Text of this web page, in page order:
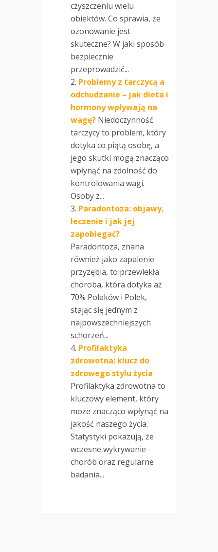
czyszczeniu wielu
obiektów. Co sprawia, że
ozonowanie jest
skuteczne? W jaki sposób
bezpiecznie
przeprowadzić...
Problemy z tarczycą a
odchudzanie – jak dieta i
hormony wpływają na
wagę? Niedoczynność
tarczycy to problem, który
dotyka co piątą osobę, a
jego skutki mogą znacząco
wpłynąć na zdolność do
kontrolowania wagi.
Osoby z...
Paradontoza: objawy,
leczenie i jak jej
zapobiegać?
Paradontoza, znana
również jako zapalenie
przyzębia, to przewlekła
choroba, która dotyka aż
70% Polaków i Polek,
stając się jednym z
najpowszechniejszych
schorzeń...
Profilaktyka
zdrowotna: klucz do
zdrowego stylu życia
Profilaktyka zdrowotna to
kluczowy element, który
może znacząco wpłynąć na
jakość naszego życia.
Statystyki pokazują, że
wczesne wykrywanie
chorób oraz regularne
badania...